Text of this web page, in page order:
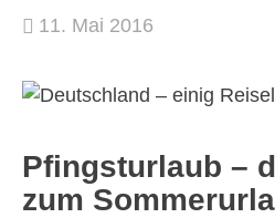
11. Mai 2016
Pfingsturlaub –
zum